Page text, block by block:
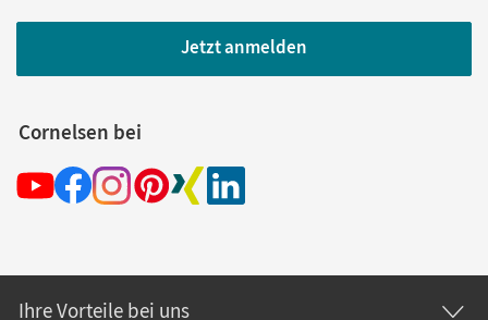
Jetzt anmelden
Cornelsen bei
Ihre Vorteile bei uns